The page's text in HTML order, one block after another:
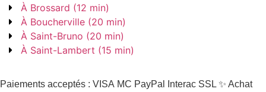
À Brossard (12 min)
À Boucherville (20 min)
À Saint-Bruno (20 min)
À Saint-Lambert (15 min)
Paiements acceptés : VISA MC PayPal Interac SSL ✨ Achat